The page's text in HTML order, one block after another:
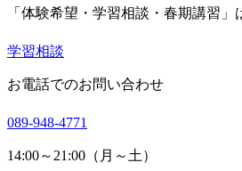
「体験希望・学習相談・春期講習」
学習相談
お電話でのお問い合わせ
089-948-4771
14:00～21:00（月～土）